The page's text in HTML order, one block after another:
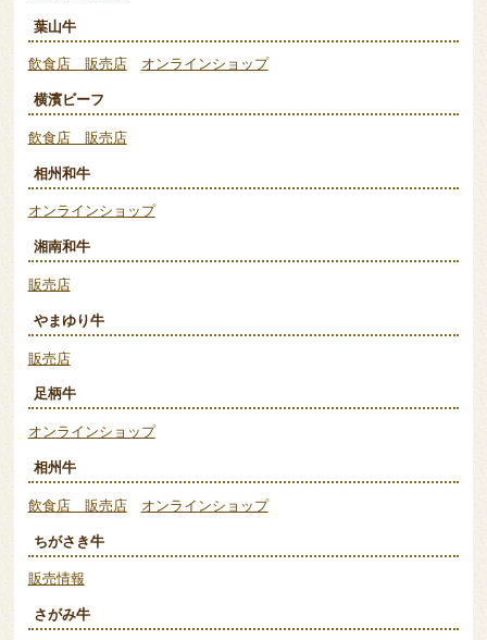
葉山牛
飲食店 販売店 オンラインショップ
横濱ビーフ
飲食店 販売店
相州和牛
オンラインショップ
湘南和牛
販売店
やまゆり牛
販売店
足柄牛
オンラインショップ
相州牛
飲食店 販売店 オンラインショップ
ちがさき牛
販売情報
さがみ牛